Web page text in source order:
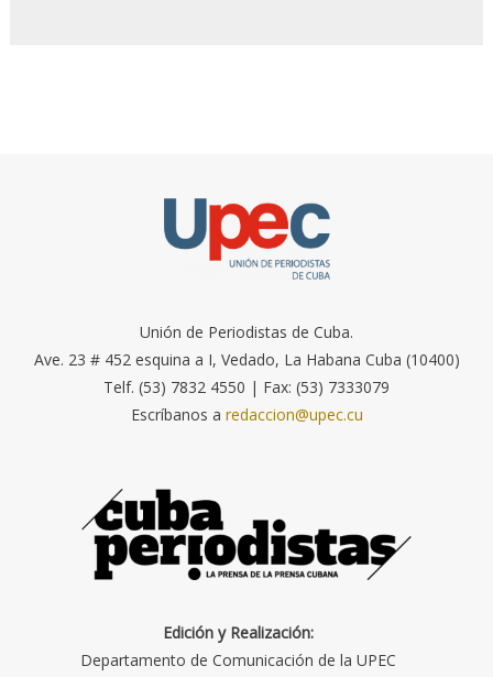
Unión de Periodistas de Cuba.
Ave. 23 # 452 esquina a I, Vedado, La Habana Cuba (10400)
Telf. (53) 7832 4550 | Fax: (53) 7333079
Escríbanos a redaccion@upec.cu
Edición y Realización:
Departamento de Comunicación de la UPEC